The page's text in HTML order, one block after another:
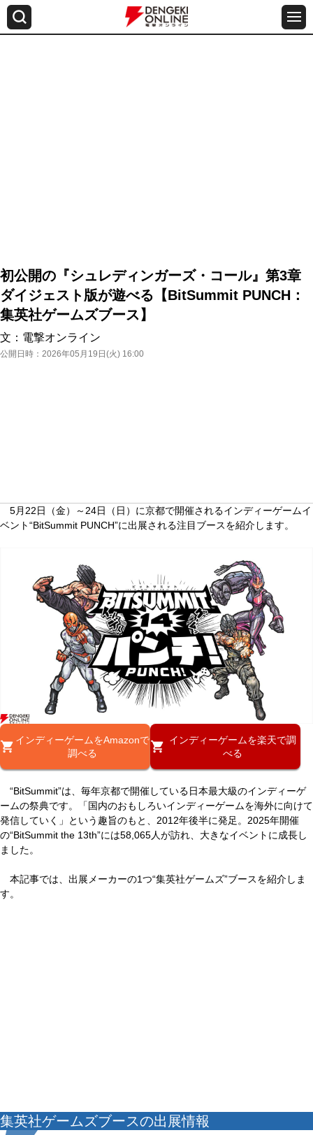
初公開の『シュレディンガーズ・コール』第3章
ダイジェスト版が遊べる【BitSummit PUNCH：
集英社ゲームズブース】
文： 電撃オンライン
公開日時： 2026年05月19日(火) 16:00
5月22日（金）～24日（日）に京都で開催されるインディーゲームイ
ベント“BitSummit PUNCH”に出展される注目ブースを紹介します。
インディーゲームをAmazonで
調べる
インディーゲームを楽天で調
べる
“BitSummit”は、毎年京都で開催している日本最大級のインディーゲ
ームの祭典です。「国内のおもしろいインディーゲームを海外に向けて
発信していく」という趣旨のもと、2012年後半に発足。2025年開催
の“BitSummit the 13th”には58,065人が訪れ、大きなイベントに成長し
ました。
本記事では、出展メーカーの1つ“集英社ゲームズ”ブースを紹介しま
す。
集英社ゲームズブースの出展情報